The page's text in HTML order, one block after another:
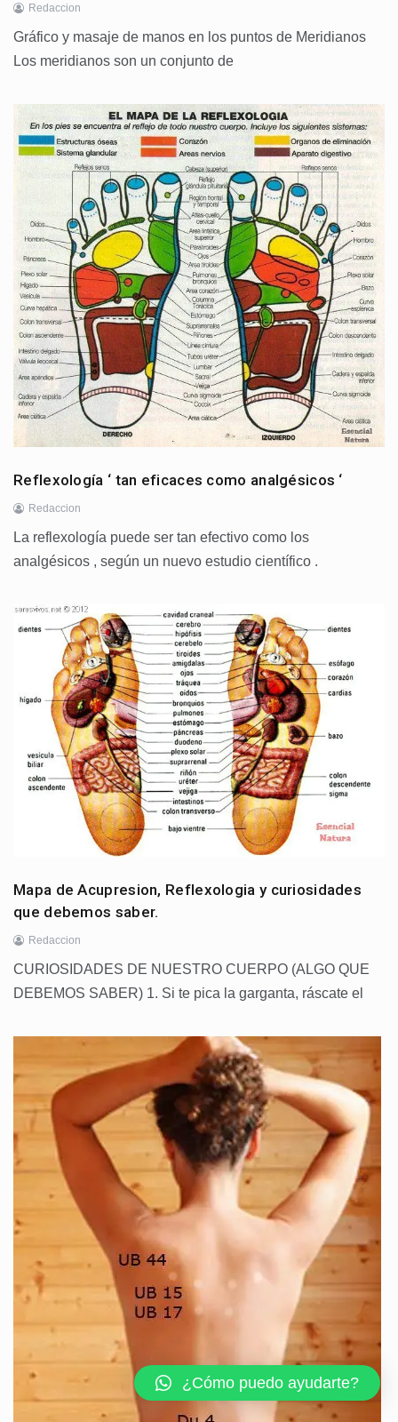
Redaccion
Gráfico y masaje de manos en los puntos de Meridianos
Los meridianos son un conjunto de
Reflexología ‘ tan eficaces como analgésicos ‘
Redaccion
La reflexología puede ser tan efectivo como los
analgésicos , según un nuevo estudio científico .
Mapa de Acupresion, Reflexologia y curiosidades
que debemos saber.
Redaccion
CURIOSIDADES DE NUESTRO CUERPO (ALGO QUE
DEBEMOS SABER) 1. Si te pica la garganta, ráscate el
¿Cómo puedo ayudarte?